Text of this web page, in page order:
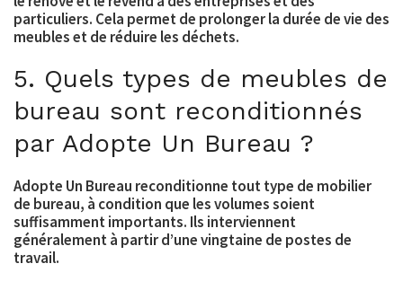
particuliers. Cela permet de prolonger la durée de vie des
meubles et de réduire les déchets.
5. Quels types de meubles de
bureau sont reconditionnés
par Adopte Un Bureau ?
Adopte Un Bureau reconditionne tout type de mobilier
de bureau, à condition que les volumes soient
suffisamment importants. Ils interviennent
généralement à partir d’une vingtaine de postes de
travail.